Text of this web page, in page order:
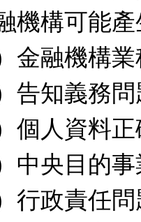
機構可能
金融機構
告知義務
個人資料
中央目的
行政責任